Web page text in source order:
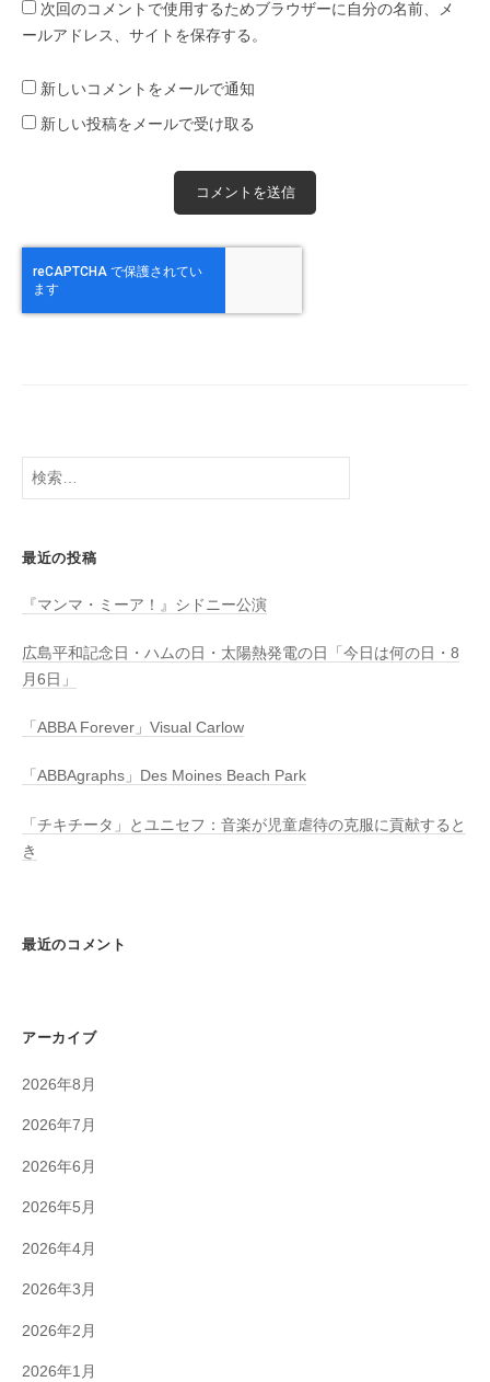
次回のコメントで使用するためブラウザーに自分の名前、メ
ールアドレス、サイトを保存する。
新しいコメントをメールで通知
新しい投稿をメールで受け取る
検
索:
最近の投稿
『マンマ・ミーア！』シドニー公演
広島平和記念日・ハムの日・太陽熱発電の日「今日は何の日・8
月6日」
「ABBA Forever」Visual Carlow
「ABBAgraphs」Des Moines Beach Park
「チキチータ」とユニセフ：音楽が児童虐待の克服に貢献すると
き
最近のコメント
アーカイブ
2026年8月
2026年7月
2026年6月
2026年5月
2026年4月
2026年3月
2026年2月
2026年1月